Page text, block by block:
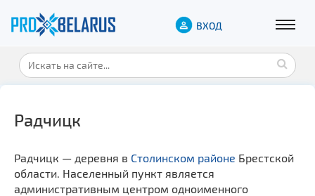
ВХОД
Радчицк
Радчицк — деревня в Столинском районе Брестской
области. Населенный пункт является
административным центром одноименного